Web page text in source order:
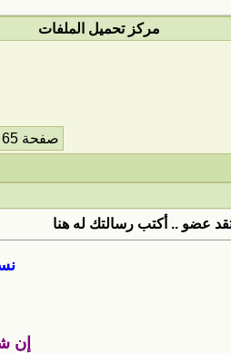
مركز تحميل الملفات
صفحة 65 من 82
عضو .. أكتب رسالتك له هنا
إن